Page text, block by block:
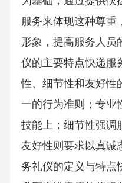
服务来体现这种尊重
形象，提高服务人员
仪的主要特点快递服
性、细节性和友好性
一的行为准则；专业
技能上；细节性强调
友好性则要求以真诚
务礼仪的定义与特点